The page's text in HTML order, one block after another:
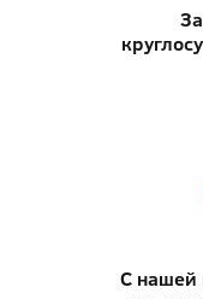
С нашей